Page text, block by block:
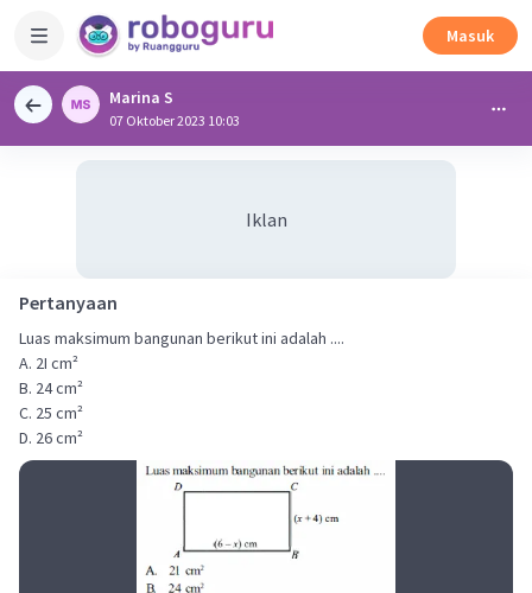
Masuk
Marina S
07 Oktober 2023 10:03
Iklan
Pertanyaan
Luas maksimum bangunan berikut ini adalah ....
A. 2I cm²
B. 24 cm²
C. 25 cm²
D. 26 cm²